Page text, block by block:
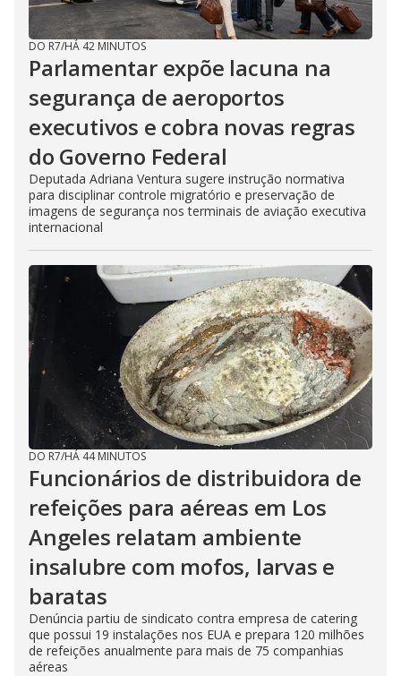
DO R7/HÁ 42 MINUTOS
Parlamentar expõe lacuna na
segurança de aeroportos
executivos e cobra novas regras
do Governo Federal
Deputada Adriana Ventura sugere instrução normativa
para disciplinar controle migratório e preservação de
imagens de segurança nos terminais de aviação executiva
internacional
DO R7/HÁ 44 MINUTOS
Funcionários de distribuidora de
refeições para aéreas em Los
Angeles relatam ambiente
insalubre com mofos, larvas e
baratas
Denúncia partiu de sindicato contra empresa de catering
que possui 19 instalações nos EUA e prepara 120 milhões
de refeições anualmente para mais de 75 companhias
aéreas